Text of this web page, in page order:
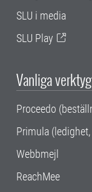
SLU i media
SLU Play
Vanliga verktyg
Proceedo
Primula
Webbmejl
ReachMee